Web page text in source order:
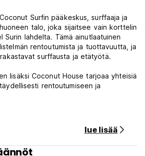
Surfin pääkeskus, surffaaja ja
talo, joka sijaitsee vain korttelin
Surin lahdelta. Tämä ainutlaatuinen
rentoutumista ja tuottavuutta, ja
surffausta ja etätyötä.
lisäksi Coconut House tarjoaa yhteisiä
rentoutumiseen ja
aterioiden valmistaminen on helppoa.
ja paljon paikkoja oleskeluun ja
lue lisää